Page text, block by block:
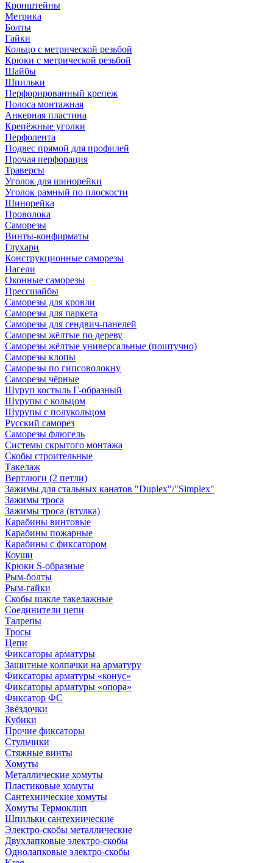
Кронштейны
Метрика
Болты
Гайки
Кольцо с метрической резьбой
Крюки с метрической резьбой
Шайбы
Шпильки
Перфорированный крепеж
Полоса монтажная
Анкерная пластина
Крепёжные уголки
Перфолента
Подвес прямой для профилей
Прочая перфорация
Траверсы
Уголок для шинорейки
Уголок рамный по плоскости
Шинорейка
Проволока
Саморезы
Винты-конфирматы
Глухари
Конструкционные саморезы
Нагели
Оконные саморезы
Прессшайбы
Саморезы для кровли
Саморезы для паркета
Саморезы для сендвич-панелей
Саморезы жёлтые по дереву
Саморезы жёлтые универсальные (поштучно)
Саморезы клопы
Саморезы по гипсоволокну
Саморезы чёрные
Шуруп костыль Г-образный
Шурупы с кольцом
Шурупы с полукольцом
Русский саморез
Саморезы флюгель
Системы скрытого монтажа
Скобы строительные
Такелаж
Вертлюги (2 петли)
Зажимы для стальных канатов "Duplex"/"Simplex"
Зажимы троса
Зажимы троса (втулка)
Карабины винтовые
Карабины пожарные
Карабины с фиксатором
Коуши
Крюки S-образные
Рым-болты
Рым-гайки
Скобы шакле такелажные
Соединители цепи
Талрепы
Тросы
Цепи
Фиксаторы арматуры
Защитные колпачки на арматуру
Фиксаторы арматуры «конус»
Фиксаторы арматуры «опора»
Фиксатор ФС
Звёздочки
Кубики
Прочие фиксаторы
Стульчики
Стяжные винты
Хомуты
Металлические хомуты
Пластиковые хомуты
Сантехнические хомуты
Хомуты Термоклип
Шпильки сантехнические
Электро-скобы металлические
Двухлапковые электро-скобы
Однолапковые электро-скобы